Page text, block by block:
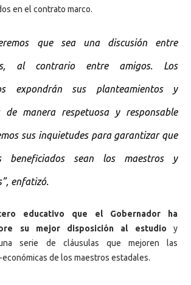
en el contrato marco.
que sea una discusión entre
al contrario entre amigos. Los
expondrán sus planteamientos y
de manera respetuosa y responsable
sus inquietudes para garantizar que
beneficiados sean los maestros y
enfatizó.
educativo que el Gobernador ha
su mejor disposición al estudio y
serie de cláusulas que mejoren las
de los maestros estadales.